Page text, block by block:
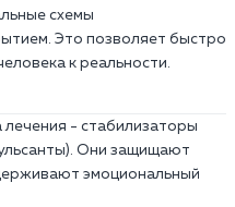
схемы
Это позволяет быстро
к реальности.
- стабилизаторы
Они защищают
эмоциональный